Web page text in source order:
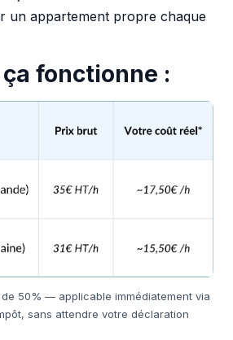
un appartement propre chaque
fonctionne :
50% — applicable immédiatement via
sans attendre votre déclaration